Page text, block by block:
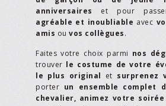
anniversaires et pour
agréable et inoubliable avec
amis ou vos collègues.
Faites votre choix parmi nos
trouver le costume de votre
le plus original et surprenez
porter un ensemble complet
chevalier, animez votre soirée